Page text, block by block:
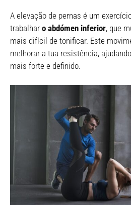
A elevação de pernas é um
trabalhar o abdómen inferior, que
mais difícil de tonificar. Este
melhorar a tua resistência,
mais forte e definido.